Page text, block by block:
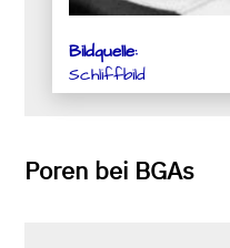
Bildquelle:
Schliffbild
Poren bei BGAs